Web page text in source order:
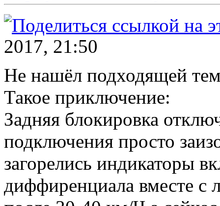
2017, 21:50
Не нашёл подходящей
Такое приключение:
Задняя блокировка
подключения просто
загорелись индикаторы
диффиренциала вместе с